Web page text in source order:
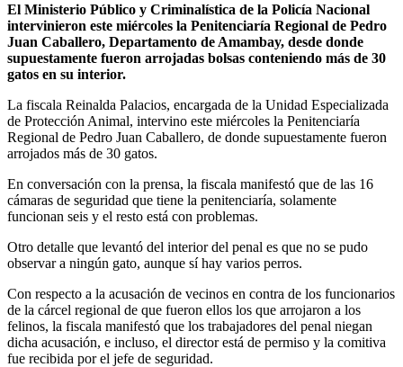
El Ministerio Público y Criminalística de la Policía Nacional
intervinieron este miércoles la Penitenciaría Regional de Pedro
Juan Caballero, Departamento de Amambay, desde donde
supuestamente fueron arrojadas bolsas conteniendo más de 30
gatos en su interior.
La fiscala Reinalda Palacios, encargada de la Unidad Especializada
de Protección Animal, intervino este miércoles la Penitenciaría
Regional de Pedro Juan Caballero, de donde supuestamente fueron
arrojados más de 30 gatos.
En conversación con la prensa, la fiscala manifestó que de las 16
cámaras de seguridad que tiene la penitenciaría, solamente
funcionan seis y el resto está con problemas.
Otro detalle que levantó del interior del penal es que no se pudo
observar a ningún gato, aunque sí hay varios perros.
Con respecto a la acusación de vecinos en contra de los funcionarios
de la cárcel regional de que fueron ellos los que arrojaron a los
felinos, la fiscala manifestó que los trabajadores del penal niegan
dicha acusación, e incluso, el director está de permiso y la comitiva
fue recibida por el jefe de seguridad.